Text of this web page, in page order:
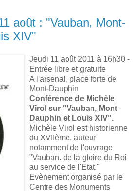
août : "Vauban, Mont-
XIV"
Jeudi 11 août 2011 à 16h30 -
Entrée libre et gratuite
A l'arsenal, place forte de
Mont-Dauphin
Conférence de Michèle
Virol sur "Vauban, Mont-
Dauphin et Louis XIV".
Michèle Virol est historienne
du XVIIème, auteur
notamment de l'ouvrage
"Vauban. de la gloire du Roi
au service de l'Etat."
Evènement organisé par le
Centre des Monuments